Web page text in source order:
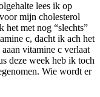
lees ik op
mijn cholesterol
het met nog “slechts”
c, dacht ik ach het
vitamine c verlaat
deze week heb ik toch
Wie wordt er